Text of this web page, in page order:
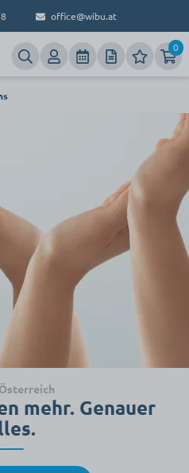
office@wibu.at
0
mehr. Genauer